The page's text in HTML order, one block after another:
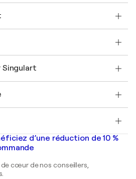
commercial
d'art original
d’une réduction de 10 %
cœur de nos conseillers,